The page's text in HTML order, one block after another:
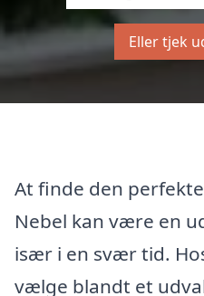
Eller tjek
At finde den
Nebel kan være en
især i en svær tid.
vælge blandt et